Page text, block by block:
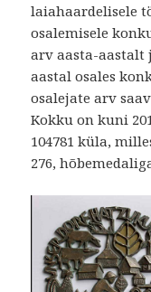
laiahaardelisele
osalemisele
arv aasta-aastalt
aastal osales
osalejate arv
Kokku on kuni
104781 küla,
276,